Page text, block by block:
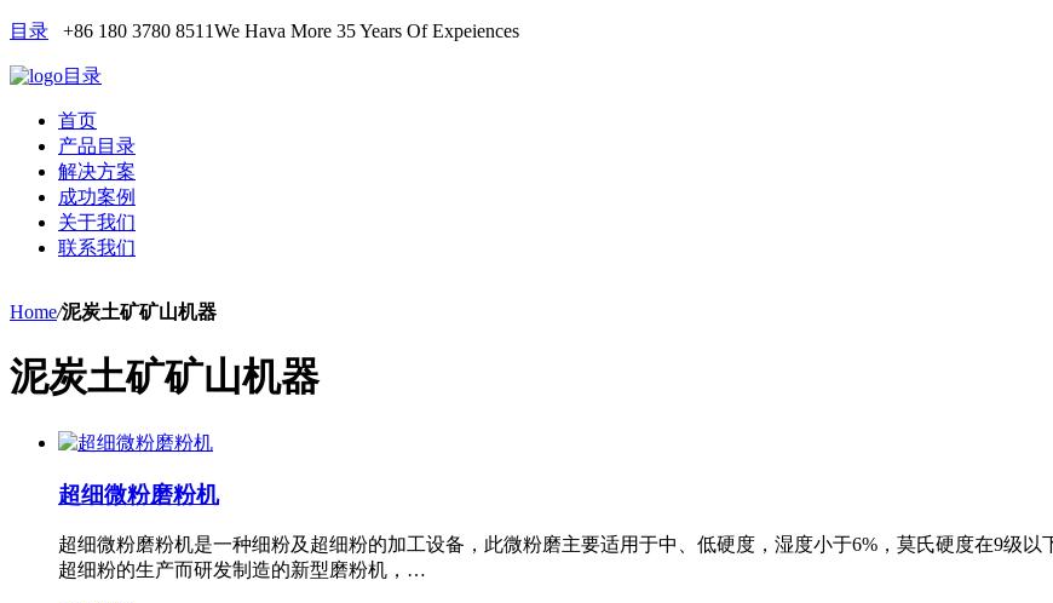
目录 +86 180 3780 8511We Hava More 35 Years Of Expeiences
目录
首页
产品目录
解决方案
成功案例
关于我们
联系我们
Home/泥炭土矿矿山机器
泥炭土矿矿山机器
超细微粉磨粉机
超细微粉磨粉机是一种细粉及超细粉的加工设备，此微粉磨主要适用于中、低硬度，湿度小于6%，莫氏硬度在9级
超细粉的生产而研发制造的新型磨粉机，…